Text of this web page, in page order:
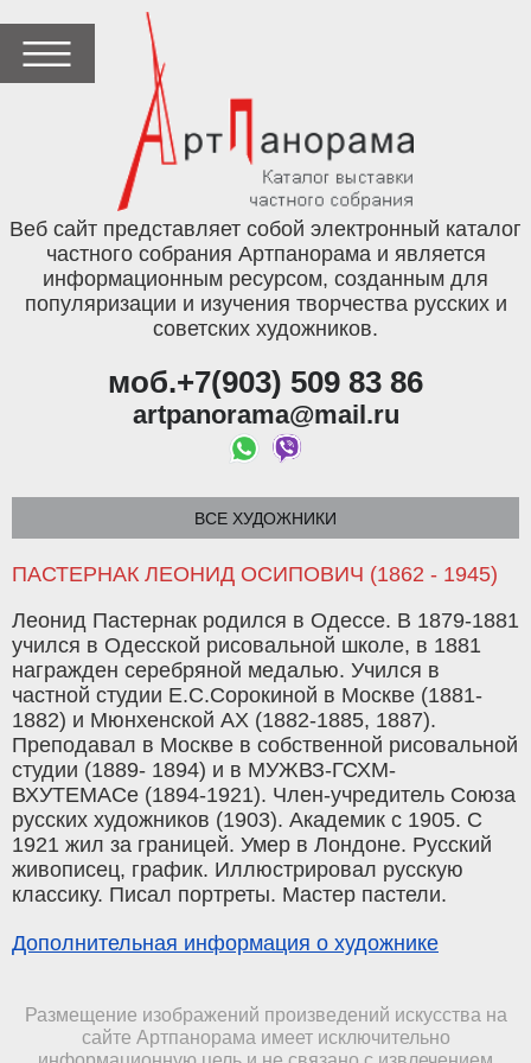
Веб сайт представляет собой электронный каталог
частного собрания Артпанорама и является
информационным ресурсом, созданным для
популяризации и изучения творчества русских и
советских художников.
моб.+7(903) 509 83 86
artpanorama@mail.ru
ВСЕ ХУДОЖНИКИ
ПАСТЕРНАК ЛЕОНИД ОСИПОВИЧ (1862 - 1945)
Леонид Пастернак родился в Одессе. В 1879-1881
учился в Одесской рисовальной школе, в 1881
награжден серебряной медалью. Учился в
частной студии Е.С.Сорокиной в Москве (1881-
1882) и Мюнхенской АХ (1882-1885, 1887).
Преподавал в Москве в собственной рисовальной
студии (1889- 1894) и в МУЖВЗ-ГСХМ-
ВХУТЕМАСе (1894-1921). Член-учредитель Союза
русских художников (1903). Академик с 1905. С
1921 жил за границей. Умер в Лондоне. Русский
живописец, график. Иллюстрировал русскую
классику. Писал портреты. Мастер пастели.
Дополнительная информация о художнике
Размещение изображений произведений искусства на
сайте Артпанорама имеет исключительно